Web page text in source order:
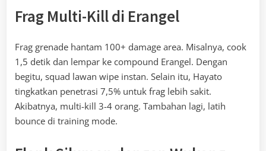
Frag Multi-Kill di Erangel
Frag grenade hantam 100+ damage area. Misalnya, cook
1,5 detik dan lempar ke compound Erangel. Dengan
begitu, squad lawan wipe instan. Selain itu, Hayato
tingkatkan penetrasi 7,5% untuk frag lebih sakit.
Akibatnya, multi-kill 3-4 orang. Tambahan lagi, latih
bounce di training mode.